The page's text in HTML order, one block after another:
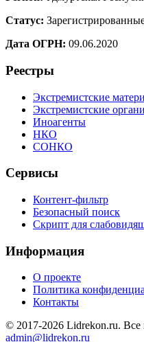
Статус:
Дата ОГРН: 09.06.2020
Реестры
Экстремистские
Экстремистские
Иноагенты
НКО
СОНКО
Сервисы
Контент-фильтр
Безопасный поиск
Скрипт для
Информация
О проекте
Политика
Контакты
© 2017-2026 Lidrekon.ru.
admin@lidrekon.ru